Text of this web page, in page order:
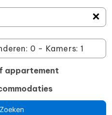
＋
appartement
Zoeken